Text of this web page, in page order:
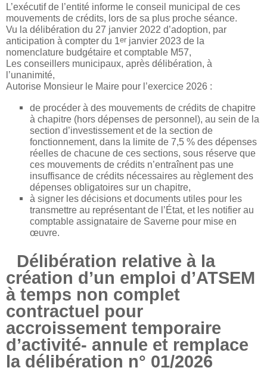
L’exécutif de l’entité informe le conseil municipal de ces
mouvements de crédits, lors de sa plus proche séance.
Vu la délibération du 27 janvier 2022 d’adoption, par
anticipation à compter du 1er janvier 2023 de la
nomenclature budgétaire et comptable M57,
Les conseillers municipaux, après délibération, à
l’unanimité,
Autorise Monsieur le Maire pour l’exercice 2026 :
de procéder à des mouvements de crédits de chapitre
à chapitre (hors dépenses de personnel), au sein de la
section d’investissement et de la section de
fonctionnement, dans la limite de 7,5 % des dépenses
réelles de chacune de ces sections, sous réserve que
ces mouvements de crédits n’entraînent pas une
insuffisance de crédits nécessaires au règlement des
dépenses obligatoires sur un chapitre,
à signer les décisions et documents utiles pour les
transmettre au représentant de l’État, et les notifier au
comptable assignataire de Saverne pour mise en
œuvre.
Délibération relative à la
création d’un emploi d’ATSEM
à temps non complet
contractuel pour
accroissement temporaire
d’activité- annule et remplace
la délibération n° 01/2026